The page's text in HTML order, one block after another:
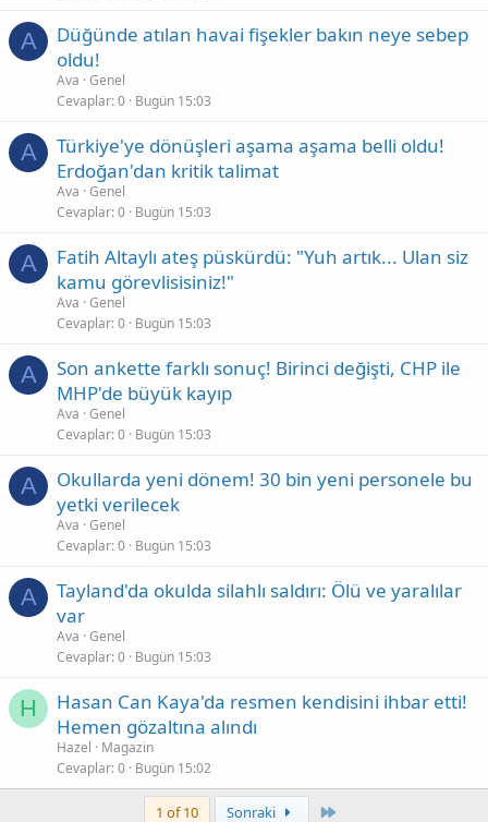
A
Düğünde atılan havai fişekler bakın neye sebep
oldu!
Ava Genel
Cevaplar 0 Bugün 15:03
A
Türkiye'ye dönüşleri aşama aşama belli oldu!
Erdoğan'dan kritik talimat
Ava Genel
Cevaplar 0 Bugün 15:03
A
Fatih Altaylı ateş püskürdü: "Yuh artık... Ulan siz
kamu görevlisisiniz!"
Ava Genel
Cevaplar 0 Bugün 15:03
A
Son ankette farklı sonuç! Birinci değişti, CHP ile
MHP'de büyük kayıp
Ava Genel
Cevaplar 0 Bugün 15:03
A
Okullarda yeni dönem! 30 bin yeni personele bu
yetki verilecek
Ava Genel
Cevaplar 0 Bugün 15:03
A
Tayland'da okulda silahlı saldırı: Ölü ve yaralılar
var
Ava Genel
Cevaplar 0 Bugün 15:03
H
Hasan Can Kaya'da resmen kendisini ihbar etti!
Hemen gözaltına alındı
Hazel
Magazin
Cevaplar 0 Bugün 15:02
1 of 10 Sonraki